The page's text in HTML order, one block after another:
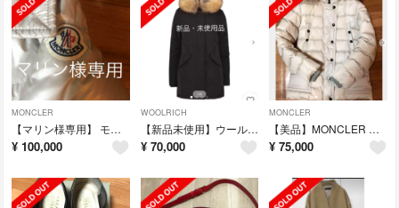
MONCLER
【マリン様専用】 モンクレール SUYEN スイエン サイズ 0
¥ 100,000
WOOLRICH
【新品未使用】ウールリッチ ARCTIC PARKA FR
¥ 70,000
MONCLER
【美品】MONCLER MER ファー付きダウン
¥ 75,000